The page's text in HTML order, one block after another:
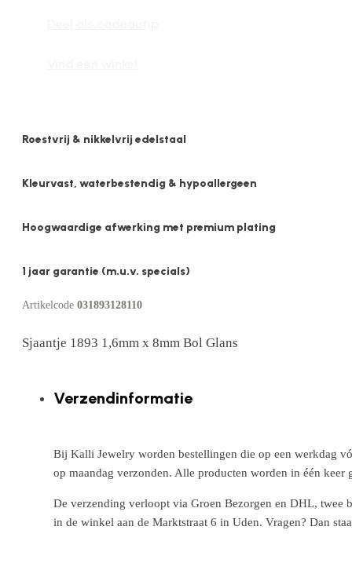
Roestvrij & nikkelvrij edelstaal
Kleurvast, waterbestendig & hypoallergeen
Hoogwaardige afwerking met premium plating
1 jaar garantie (m.u.v. specials)
Artikelcode 031893128110
Sjaantje 1893 1,6mm x 8mm Bol Glans
Verzendinformatie
Bij Kalli Jewelry worden bestellingen die op een werkdag
op maandag verzonden. Alle producten worden in één
De verzending verloopt via Groen Bezorgen en DHL, twee
in de winkel aan de Marktstraat 6 in Uden. Vragen? Dan